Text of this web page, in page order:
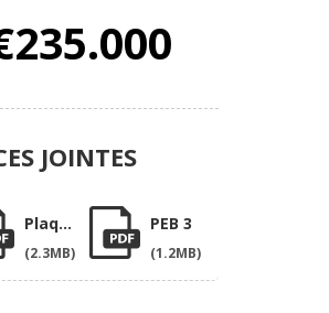
JOINTES
Plaquette
(2.3MB)
PEB 3
(1.2MB)